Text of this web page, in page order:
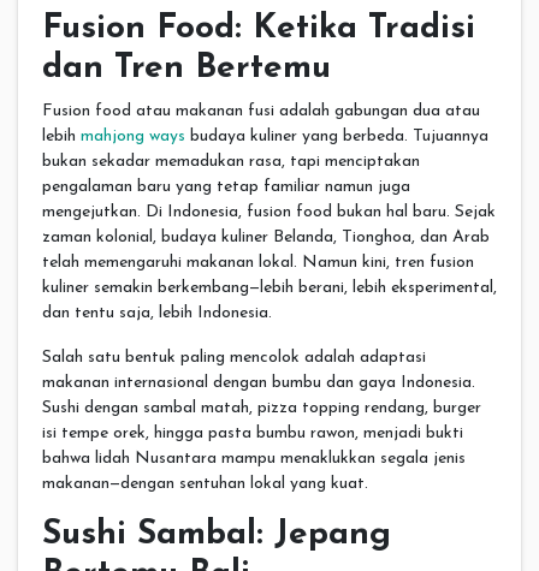
Fusion Food: Ketika Tradisi
dan Tren Bertemu
Fusion food atau makanan fusi adalah gabungan dua atau
lebih mahjong ways budaya kuliner yang berbeda. Tujuannya
bukan sekadar memadukan rasa, tapi menciptakan
pengalaman baru yang tetap familiar namun juga
mengejutkan. Di Indonesia, fusion food bukan hal baru. Sejak
zaman kolonial, budaya kuliner Belanda, Tionghoa, dan Arab
telah memengaruhi makanan lokal. Namun kini, tren fusion
kuliner semakin berkembang—lebih berani, lebih eksperimental,
dan tentu saja, lebih Indonesia.
Salah satu bentuk paling mencolok adalah adaptasi
makanan internasional dengan bumbu dan gaya Indonesia.
Sushi dengan sambal matah, pizza topping rendang, burger
isi tempe orek, hingga pasta bumbu rawon, menjadi bukti
bahwa lidah Nusantara mampu menaklukkan segala jenis
makanan—dengan sentuhan lokal yang kuat.
Sushi Sambal: Jepang